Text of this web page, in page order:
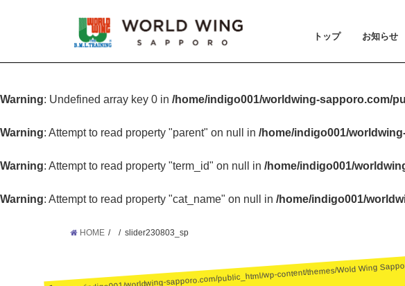
トップ お知らせ
お知らせ
メディア
Warning: Undefined array key 0 in /home/indigo001/worldwing-sapporo.com/
Warning: Attempt to read property "parent" on null in /home/indigo001/
Warning: Attempt to read property "term_id" on null in /home/indigo001/
Warning: Attempt to read property "cat_name" on null in /home/indigo001/
HOME slider230803_sp
/home/indigo001/worldwing-sapporo.com/public_html/wp-content/themes/Wold Wing